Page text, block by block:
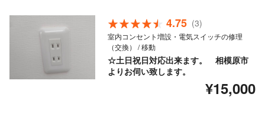
4.75 (3)
室内コンセント増設・電気スイッチの修理
（交換） / 移動
☆土日祝日対応出来ます。 相模原市
よりお伺い致します。
¥15,000